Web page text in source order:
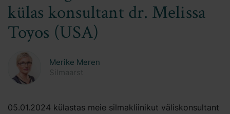
külas konsultant dr. Melissa
Toyos (USA)
Merike Meren
Silmaarst
05.01.2024 külastas meie silmakliinikut väliskonsultant